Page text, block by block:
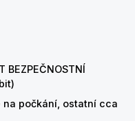
BEZPEČNOSTNÍ
na počkání, ostatní cca